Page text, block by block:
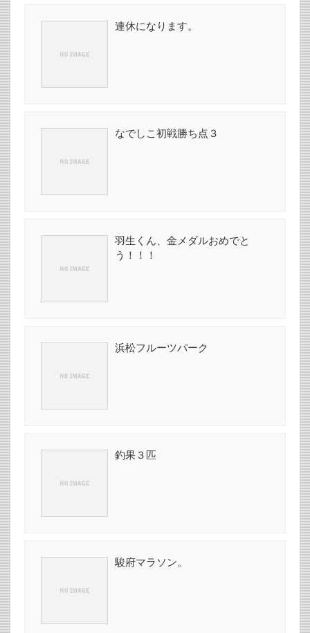
連休になります。
なでしこ初戦勝ち点３
羽生くん、金メダルおめでと
う！！！
浜松フルーツパーク
釣果３匹
駿府マラソン。